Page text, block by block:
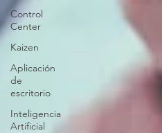
Control
Center
Kaizen
Aplicación
de
escritorio
Inteligencia
Artificial